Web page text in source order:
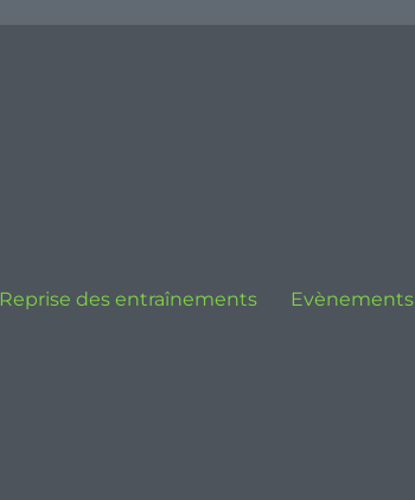
Reprise des entraînements Evènements